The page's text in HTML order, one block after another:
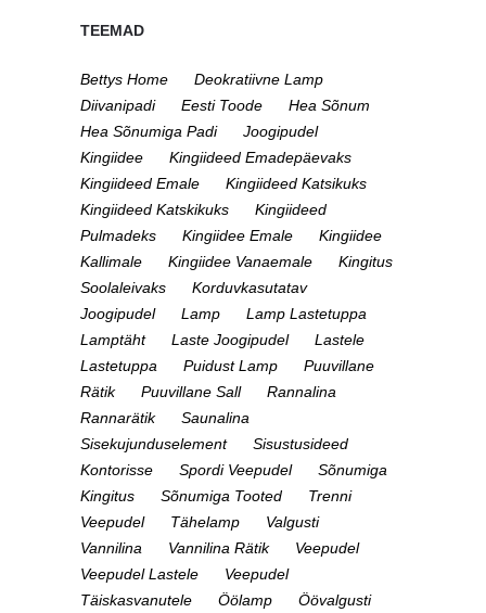
TEEMAD
Bettys Home
Deokratiivne Lamp
Diivanipadi
Eesti Toode
Hea Sõnum
Hea Sõnumiga Padi
Joogipudel
Kingiidee
Kingiideed Emadepäevaks
Kingiideed Emale
Kingiideed Katsikuks
Kingiideed Katskikuks
Kingiideed
Pulmadeks
Kingiidee Emale
Kingiidee
Kallimale
Kingiidee Vanaemale
Kingitus
Soolaleivaks
Korduvkasutatav
Joogipudel
Lamp
Lamp Lastetuppa
Lamptäht
Laste Joogipudel
Lastele
Lastetuppa
Puidust Lamp
Puuvillane
Rätik
Puuvillane Sall
Rannalina
Rannarätik
Saunalina
Sisekujunduselement
Sisustusideed
Kontorisse
Spordi Veepudel
Sõnumiga
Kingitus
Sõnumiga Tooted
Trenni
Veepudel
Tähelamp
Valgusti
Vannilina
Vannilina Rätik
Veepudel
Veepudel Lastele
Veepudel
Täiskasvanutele
Öölamp Öövalgusti